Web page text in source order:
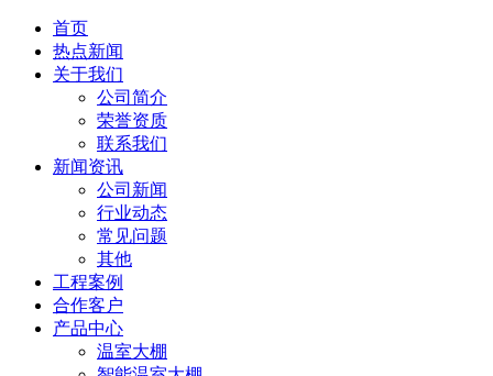
首页
热点新闻
关于我们
公司简介
荣誉资质
联系我们
新闻资讯
公司新闻
行业动态
常见问题
其他
工程案例
合作客户
产品中心
温室大棚